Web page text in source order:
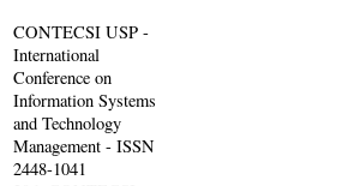
CONTECSI USP -
International
Conference on
Information Systems
and Technology
Management - ISSN
2448-1041